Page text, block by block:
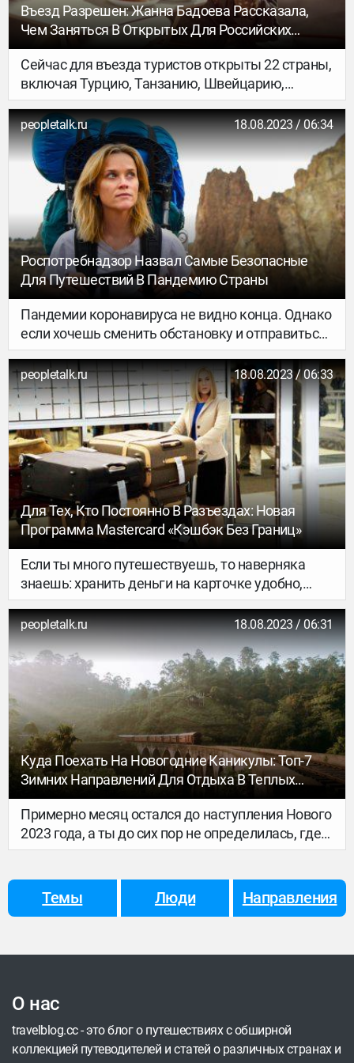
Въезд Разрешен: Жанна Бадоева Рассказала,
Чем Заняться В Открытых Для Российских
Туристов Странах
Сейчас для въезда туристов открыты 22 страны,
включая Турцию, Танзанию, Швейцарию,
Великобританию, Мальдивы, Египет, ОАЭ, США,
Гаити и Казахстан. Также Россия возобновила
авиасообщение с Южной Кореей. А с октября к
списку разрешенных для путешествий стран
прибавятся Греция и Чехия.
peopletalk.ru 18.08.2023 / 06:34
Роспотребнадзор Назвал Самые Безопасные
Для Путешествий В Пандемию Страны
Пандемии коронавируса не видно конца. Однако
если хочешь сменить обстановку и отправиться
на отдых в другую страну, будь аккуратен!
Роспотребнадзор оценил эпидемиологическую
обстановку за рубежом и назвал самые
безопасные точки на карте, с которыми Россия
возобновила регулярное авиасообщение. За
основу легли три критерия: заболеваемость за
14 дней, среднесуточные темпы прироста, а
также объемы тестирования.
peopletalk.ru 18.08.2023 / 06:33
Для Тех, Кто Постоянно В Разъездах: Новая
Программа Mastercard «Кэшбэк Без Границ»
Если ты много путешествуешь, то наверняка
знаешь: хранить деньги на карточке удобно,
безопасно и очень выгодно. А если у тебя
карта Platinum Mastercard®,WorldMastercard
Black Edition®,World Elite Mastercard®, то ты
сможешь получить часть потраченных средств
обратно (попросту говоря — кэшбэк).
peopletalk.ru 18.08.2023 / 06:31
Куда Поехать На Новогодние Каникулы: Топ-7
Зимних Направлений Для Отдыха В Теплых
Краях
Примерно месяц остался до наступления Нового
2023 года, а ты до сих пор не определилась, где
провести праздничные каникулы? И при этом
Собрали для тебя список направлений, куда
можно попасть без множества пересадок и
Темы Люди Направления
О нас
travelblog.cc - это блог о путешествиях с обширной
коллекцией путеводителей и статей о различных странах и